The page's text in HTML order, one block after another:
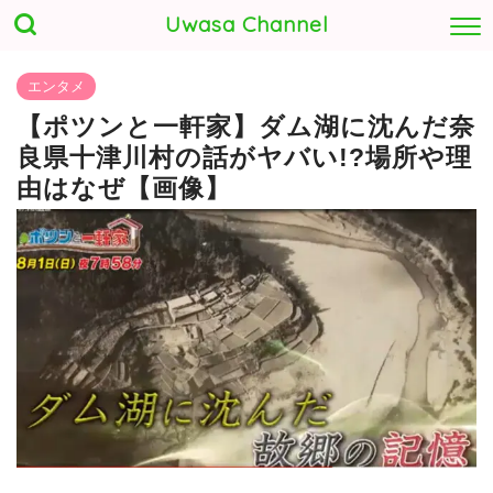
Uwasa Channel
エンタメ
【ポツンと一軒家】ダム湖に沈んだ奈
良県十津川村の話がヤバい!?場所や理
由はなぜ【画像】